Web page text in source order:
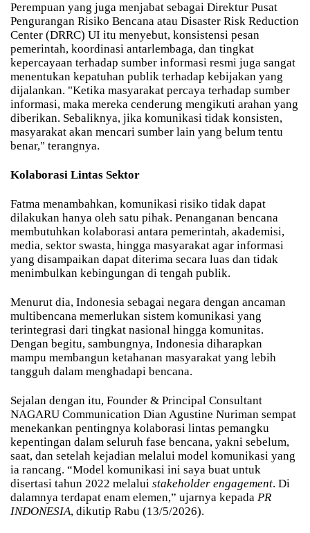
Perempuan yang juga menjabat sebagai Direktur Pusat
Pengurangan Risiko Bencana atau Disaster Risk Reduction
Center (DRRC) UI itu menyebut, konsistensi pesan
pemerintah, koordinasi antarlembaga, dan tingkat
kepercayaan terhadap sumber informasi resmi juga sangat
menentukan kepatuhan publik terhadap kebijakan yang
dijalankan. "Ketika masyarakat percaya terhadap sumber
informasi, maka mereka cenderung mengikuti arahan yang
diberikan. Sebaliknya, jika komunikasi tidak konsisten,
masyarakat akan mencari sumber lain yang belum tentu
benar," terangnya.
Kolaborasi Lintas Sektor
Fatma menambahkan, komunikasi risiko tidak dapat
dilakukan hanya oleh satu pihak. Penanganan bencana
membutuhkan kolaborasi antara pemerintah, akademisi,
media, sektor swasta, hingga masyarakat agar informasi
yang disampaikan dapat diterima secara luas dan tidak
menimbulkan kebingungan di tengah publik.
Menurut dia, Indonesia sebagai negara dengan ancaman
multibencana memerlukan sistem komunikasi yang
terintegrasi dari tingkat nasional hingga komunitas.
Dengan begitu, sambungnya, Indonesia diharapkan
mampu membangun ketahanan masyarakat yang lebih
tangguh dalam menghadapi bencana.
Sejalan dengan itu, Founder & Principal Consultant
NAGARU Communication Dian Agustine Nuriman sempat
menekankan pentingnya kolaborasi lintas pemangku
kepentingan dalam seluruh fase bencana, yakni sebelum,
saat, dan setelah kejadian melalui model komunikasi yang
ia rancang. “Model komunikasi ini saya buat untuk
disertasi tahun 2022 melalui stakeholder engagement. Di
dalamnya terdapat enam elemen,” ujarnya kepada PR
INDONESIA, dikutip Rabu (13/5/2026).